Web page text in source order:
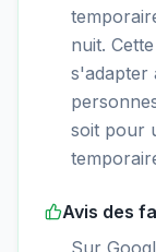
nuit.
s'adapter
soit pour
Avis des
Sur